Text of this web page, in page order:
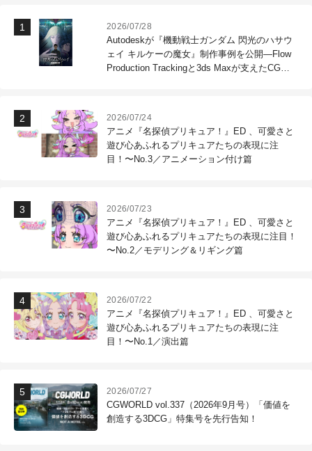
2026/07/28
Autodeskが『機動戦士ガンダム 閃光のハサウ
ェイ キルケーの魔女』制作事例を公開―Flow
Production Trackingと3ds Maxが支えたCG制
2026/07/24
アニメ『名探偵プリキュア！』ED 、可愛さと
遊び心あふれるプリキュアたちの表現に注
目！〜No.3／アニメーション付け篇
2026/07/23
アニメ『名探偵プリキュア！』ED 、可愛さと
遊び心あふれるプリキュアたちの表現に注目！
〜No.2／モデリング＆リギング篇
2026/07/22
アニメ『名探偵プリキュア！』ED 、可愛さと
遊び心あふれるプリキュアたちの表現に注
目！〜No.1／演出篇
2026/07/27
CGWORLD vol.337（2026年9月号）「価値を
創造する3DCG」特集号を先行告知！